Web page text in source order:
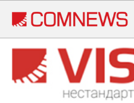
Перейти
к
основному
содержанию